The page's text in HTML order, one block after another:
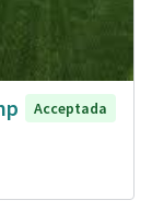
Acceptada